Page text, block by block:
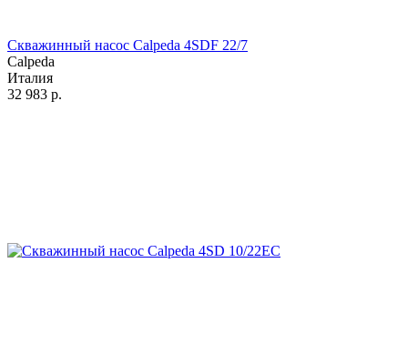
Скважинный насос Calpeda 4SDF 22/7
Calpeda
Италия
32 983 р.